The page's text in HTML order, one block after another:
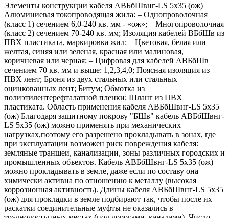
Элементы конструкции кабеля АВБбШвнг-LS 5х35 (ож)
Алюминиевая токопроводящая жила: – Однопроволочная
(класс 1) сечением 6,0-240 кв. мм - «ож»; – Многопроволочная
(класс 2) сечением 70-240 кв. мм; Изоляция кабелей ВБбШв из
ПВХ пластиката, маркировка жил: – Цветовая, белая или
желтая, синяя или зеленая, красная или малиновая,
коричневая или черная; – Цифровая для кабелей АВБбШв
сечением 70 кв. мм и выше: 1,2,3,4,0; Поясная изоляция из
ПВХ лент; Броня из двух стальных или стальных
оцинкованных лент; Битум; Обмотка из
полиэтилентерефталатной пленки; Шланг из ПВХ
пластиката. Область применения кабеля АВБбШвнг-LS 5х35
(ож) Благодаря защитному покрову "БШв" кабель АВБбШвнг-
LS 5х35 (ож) можно применять при механических
нагрузках,поэтому его разрешено прокладывать в зонах, где
при эксплуатации возможен риск повреждения кабеля:
земляные траншеи, канализации, зоны различных городских и
промышленных объектов. Кабель АВБбШвнг-LS 5х35 (ож)
можно прокладывать в земле, даже если по составу она
химически активна по отношению к металлу (высокая
коррозионная активность). Длины кабеля АВБбШвнг-LS 5х35
(ож) для прокладки в земле подбирают так, чтобы после их
раскатки соединительные муфты не оказались в